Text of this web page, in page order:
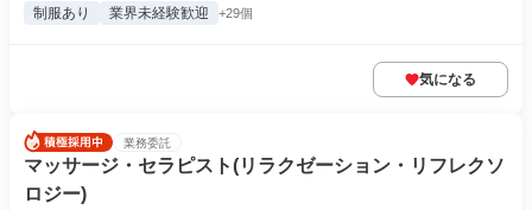
制服あり 業界未経験歓迎 +29個
気になる
業務委託
マッサージ・セラピスト(リラクゼーション・リフレクソ
ロジー)